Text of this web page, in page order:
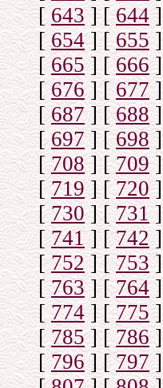
[643] [644]
[654] [655]
[665] [666]
[676] [677]
[687] [688]
[697] [698]
[708] [709]
[719] [720]
[730] [731]
[741] [742]
[752] [753]
[763] [764]
[ 774] [775]
[785] [786]
[796] [797]